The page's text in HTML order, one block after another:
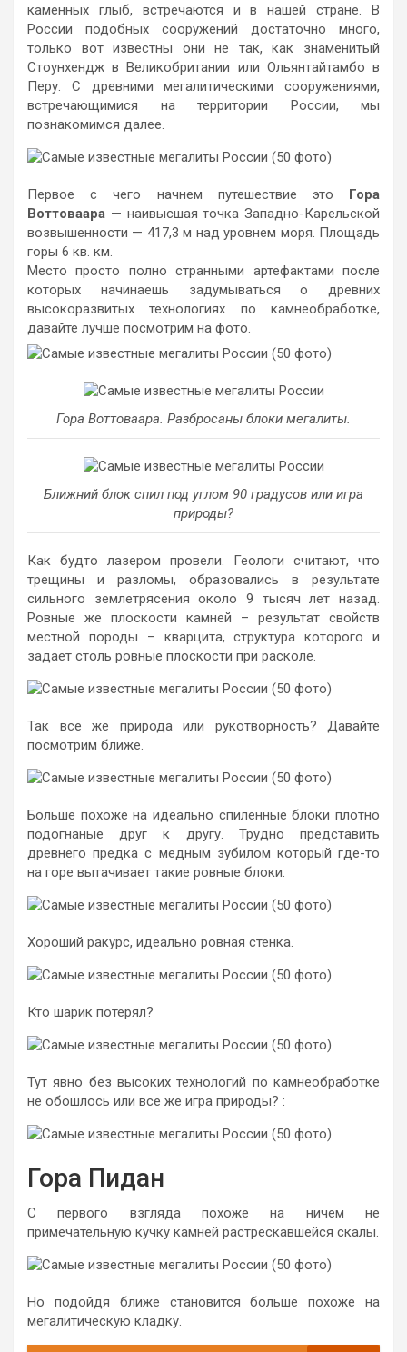
каменных глыб, встречаются и в нашей стране. В
России подобных сооружений достаточно много,
только вот известны они не так, как знаменитый
Стоунхендж в Великобритании или Ольянтайтамбо в
Перу. С древними мегалитическими сооружениями,
встречающимися на территории России, мы
познакомимся далее.
Первое с чего начнем путешествие это Гора
Воттоваара — наивысшая точка Западно-Карельской
возвышенности — 417,3 м над уровнем моря. Площадь
горы 6 кв. км.
Место просто полно странными артефактами после
которых начинаешь задумываться о древних
высокоразвитых технологиях по камнеобработке,
давайте лучше посмотрим на фото.
Гора Воттоваара. Разбросаны блоки мегалиты.
Ближний блок спил под углом 90 градусов или игра
природы?
Как будто лазером провели. Геологи считают, что
трещины и разломы, образовались в результате
сильного землетрясения около 9 тысяч лет назад.
Ровные же плоскости камней – результат свойств
местной породы – кварцита, структура которого и
задает столь ровные плоскости при расколе.
Так все же природа или рукотворность? Давайте
посмотрим ближе.
Больше похоже на идеально спиленные блоки плотно
подогнаные друг к другу. Трудно представить
древнего предка с медным зубилом который где-то
на горе вытачивает такие ровные блоки.
Хороший ракурс, идеально ровная стенка.
Кто шарик потерял?
Тут явно без высоких технологий по камнеобработке
не обошлось или все же игра природы? :
Гора Пидан
С первого взгляда похоже на ничем не
примечательную кучку камней растрескавшейся скалы.
Но подойдя ближе становится больше похоже на
мегалитическую кладку.